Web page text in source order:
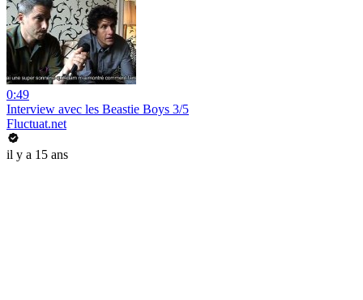
0:49
Interview avec les Beastie Boys 3/5
Fluctuat.net
il y a 15 ans